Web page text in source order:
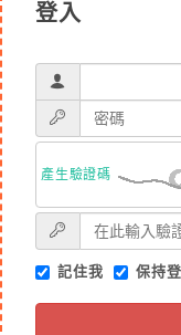
登入
產生驗證碼
記住我 保持